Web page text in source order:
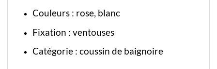
Couleurs : rose, blanc
Fixation : ventouses
Catégorie: coussin de baignoire